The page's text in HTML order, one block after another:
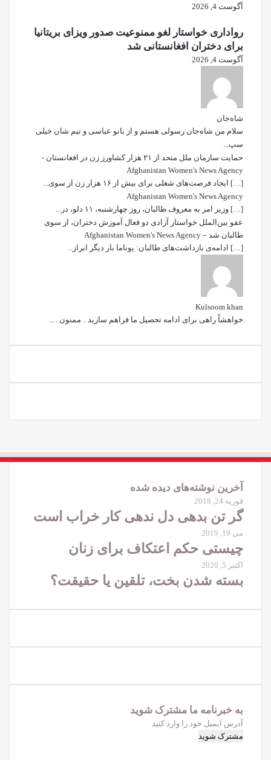
آگوست 4, 2026
رواداری خواستار لغو ممنوعیت صدور ویزای بریتانیا
برای دختران افغانستانی شد
آگوست 4, 2026
شاه‌جان
سلام من شاه‌جان رسولی هستم و از بانو عباسی و تیم شان خیلی
سپ...
حمایت سازمان ملل متحد از ۲۱ هزار کشاورز زن در افغانستان -
Afghanistan Women's News Agency
[…] ایجاد فرصت‌های شغلی برای بیش از ۱۶ هزار زن از سوی...
Afghanistan Women's News Agency
[…] وزیر امر به معروف طالبان، روز چهارشنبه، ۱۱ دلو، در...
عفو بین‌الملل خواستار آزادی دو فعال آموزش دختران، از سوی
طالبان شد – Afghanistan Women's News Agency
[…] ادامه‌ی بازداشت‌های طالبان: یوناما بار دیگر ابراز...
Kulsoom khan
خواھشاً راھی برای ادامه تحصیل ما فراھم سازید۔ ممنون۔...
آخرین نوشته‌های دیده شده
فوریه 24, 2018
گر تن بدهی دل ندهی کار خراب است
می 19, 2019
چیستی حکم اعتکاف برای زنان
اکتبر 5, 2020
بسته شدن بخت، تلقین یا حقیقت؟
به خبرنامه‌‌ ما مشترک شوید
آدرس
ایمیل